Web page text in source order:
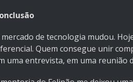
mercado de tecnologia mudou.
Quem consegue unir
uma entrevista, em uma reunião